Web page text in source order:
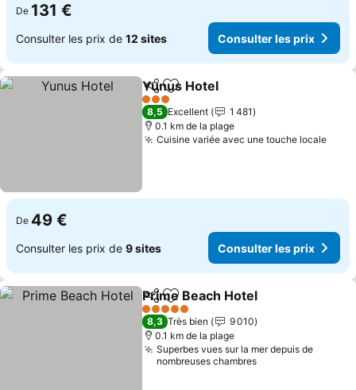
De 131 €
Consulter les prix de 12 sites Consulter les prix
PartagerAjouter à mes favoris
Yunus Hotel
3 Étoiles
8,5 Excellent
1 481
0.1 km de la plage
Cuisine variée avec une touche locale
De 49 €
Consulter les prix de 9 sites Consulter les prix
PartagerAjouter à mes favoris
Prime Beach Hotel
5 Étoiles
8,3 Très bien
9 010
0.1 km de la plage
Superbes vues sur la mer depuis de
nombreuses chambres